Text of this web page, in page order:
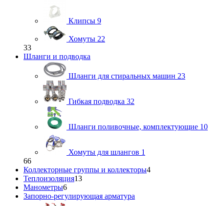
Клипсы 9
Хомуты 22
33
Шланги и подводка
Шланги для стиральных машин 23
Гибкая подводка 32
Шланги поливочные, комплектующие 10
Хомуты для шлангов 1
66
Коллекторные группы и коллекторы4
Теплоизоляция13
Манометры6
Запорно-регулирующая арматура